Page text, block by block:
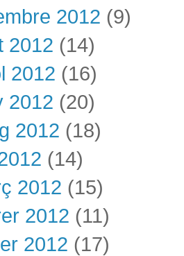
2012 (9)
2012 (14)
2012 (16)
2012 (20)
2012 (18)
(14)
2012 (15)
2012 (11)
2012 (17)